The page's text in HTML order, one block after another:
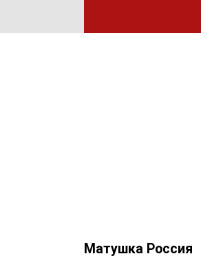
Матушка Россия